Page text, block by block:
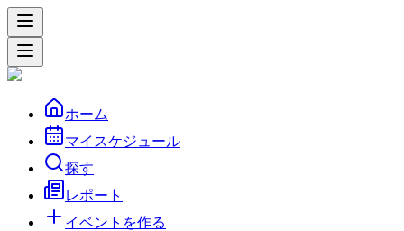
ホーム
マイスケジュール
探す
レポート
イベントを作る